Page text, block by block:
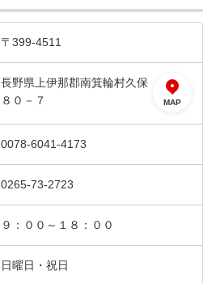
〒399-4511
長野県上伊那郡南箕輪村久保
８０－７
MAP
0078-6041-4173
0265-73-2723
９：００～１８：００
日曜日・祝日